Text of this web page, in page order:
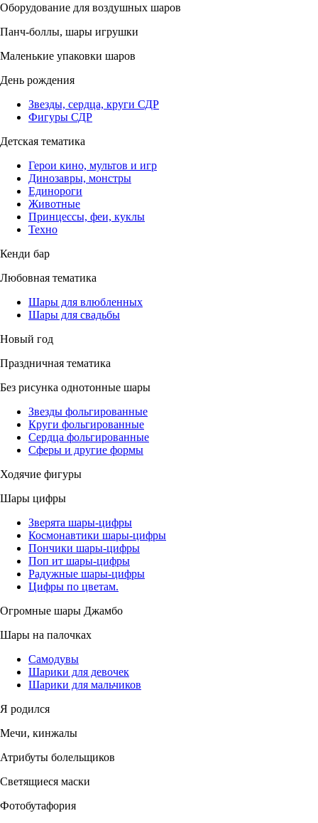
Оборудование для воздушных шаров
Панч-боллы, шары игрушки
Маленькие упаковки шаров
День рождения
Звезды, сердца, круги СДР
Фигуры СДР
Детская тематика
Герои кино, мультов и игр
Динозавры, монстры
Единороги
Животные
Принцессы, феи, куклы
Техно
Кенди бар
Любовная тематика
Шары для влюбленных
Шары для свадьбы
Новый год
Праздничная тематика
Без рисунка однотонные шары
Звезды фольгированные
Круги фольгированные
Сердца фольгированные
Сферы и другие формы
Ходячие фигуры
Шары цифры
Зверята шары-цифры
Космонавтики шары-цифры
Пончики шары-цифры
Поп ит шары-цифры
Радужные шары-цифры
Цифры по цветам.
Огромные шары Джамбо
Шары на палочках
Самодувы
Шарики для девочек
Шарики для мальчиков
Я родился
Мечи, кинжалы
Атрибуты болельщиков
Светящиеся маски
Фотобутафория